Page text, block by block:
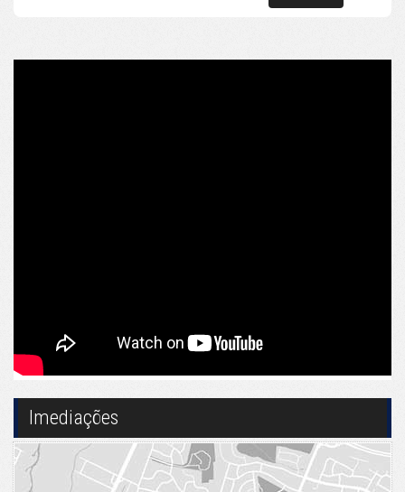
Bairro dos Municípios
Balneário Camboriú /
ver mapa abaixo
Imediações